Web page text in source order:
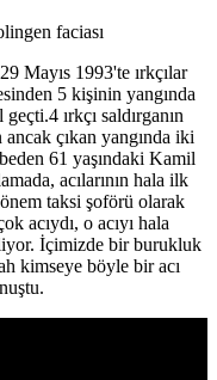
Mayıs 1993'te ırkçılar
5 kişinin yangında
ırkçı saldırganın
çıkan yangında iki
61 yaşındaki Kamil
acılarının hala ilk
taksi şoförü olarak
acıydı, o acıyı hala
İçimizde bir burukluk
kimseye böyle bir acı